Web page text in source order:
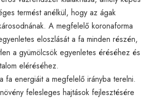
termést anélkül, hogy az ágak
A megfelelő koronaforma
eloszlását a fa minden részén,
a gyümölcsök egyenletes éréséhez és
eléréséhez.
fa energiáit a megfelelő irányba terelni.
felesleges hajtások fejlesztésére